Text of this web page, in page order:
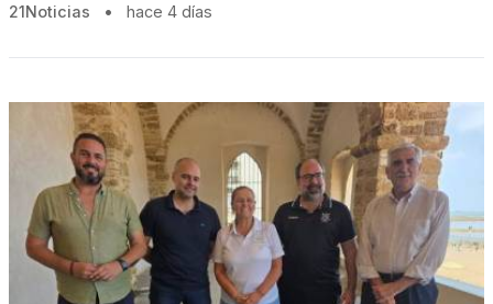
21Noticias • hace 4 días